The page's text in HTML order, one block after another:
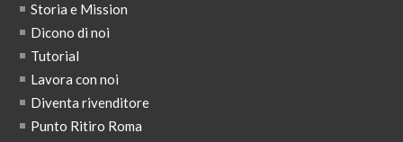
Storia e Mission
Dicono di noi
Tutorial
Lavora con noi
Diventa rivenditore
Punto Ritiro Roma